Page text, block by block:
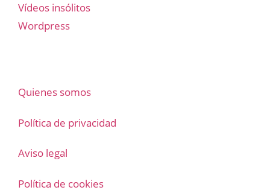
Vídeos insólitos
Wordpress
Quienes somos
Política de privacidad
Aviso legal
Política de cookies